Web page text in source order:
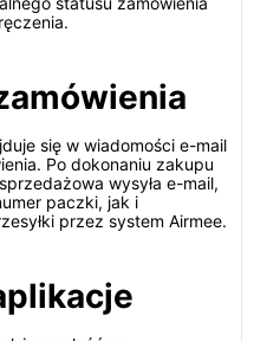
się w wiadomości e-mail
Po dokonaniu zakupu
wysyła e-mail,
paczki, jak i
przez system Airmee.